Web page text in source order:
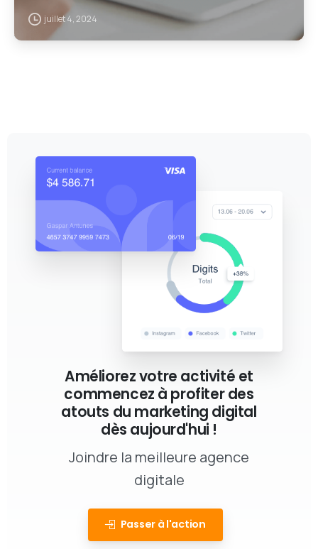
juillet 4, 2024
Améliorez votre activité et
commencez à profiter des
atouts du marketing digital
dès aujourd'hui !
Joindre la meilleure agence
digitale
Passer à l'action